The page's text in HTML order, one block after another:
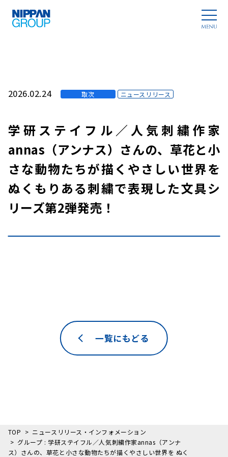
2026.02.24 取次 ニュースリリース
学研ステイフル／人気刺繍作家
annas（アンナス）さんの、草花と小
さな動物たちが描くやさしい世界を
ぬくもりある刺繍で表現した文具シ
リーズ第2弾発売！
一覧にもどる
TOP
ニュースリリース・インフォメーション
グループ : 学研ステイフル／人気刺繍作家annas（アンナ
ス）さんの、草花と小さな動物たちが描くやさしい世界を ぬく